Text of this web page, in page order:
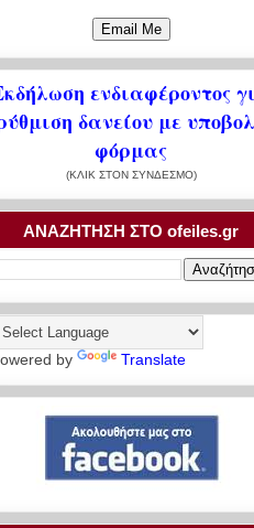
ενδιαφέροντος
δανείου με
φόρμας
(ΚΛΙΚ ΣΤΟΝ ΣΥΝΔΕΣΜΟ)
ΑΝΑΖΗΤΗΣΗ ΣΤΟ ofeiles.gr
by Translate